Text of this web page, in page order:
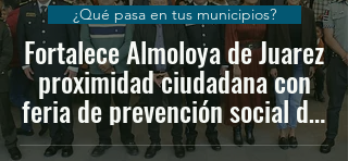
Fortalece Almoloya de Juarez
proximidad ciudadana con
feria de prevención social del
delito
¿Qué pasa en tus municipios?